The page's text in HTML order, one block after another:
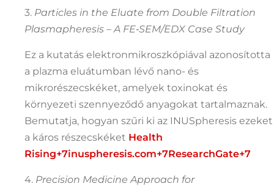
3. Particles in the Eluate from Double Filtration
Plasmapheresis – A FE‑SEM/EDX Case Study
Ez a kutatás elektronmikroszkópiával azonosította
a plazma eluátumban lévő nano- és
mikrorészecskéket, amelyek toxinokat és
környezeti szennyeződő anyagokat tartalmaznak.
Bemutatja, hogyan szűri ki az INUSpheresis ezeket
a káros részecskéket Health
Rising+7inuspheresis.com+7ResearchGate+7
4. Precision Medicine Approach for